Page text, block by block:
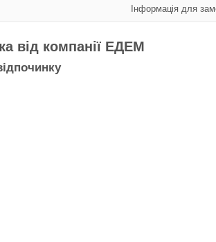
Інформація для
від компанії ЕДЕМ